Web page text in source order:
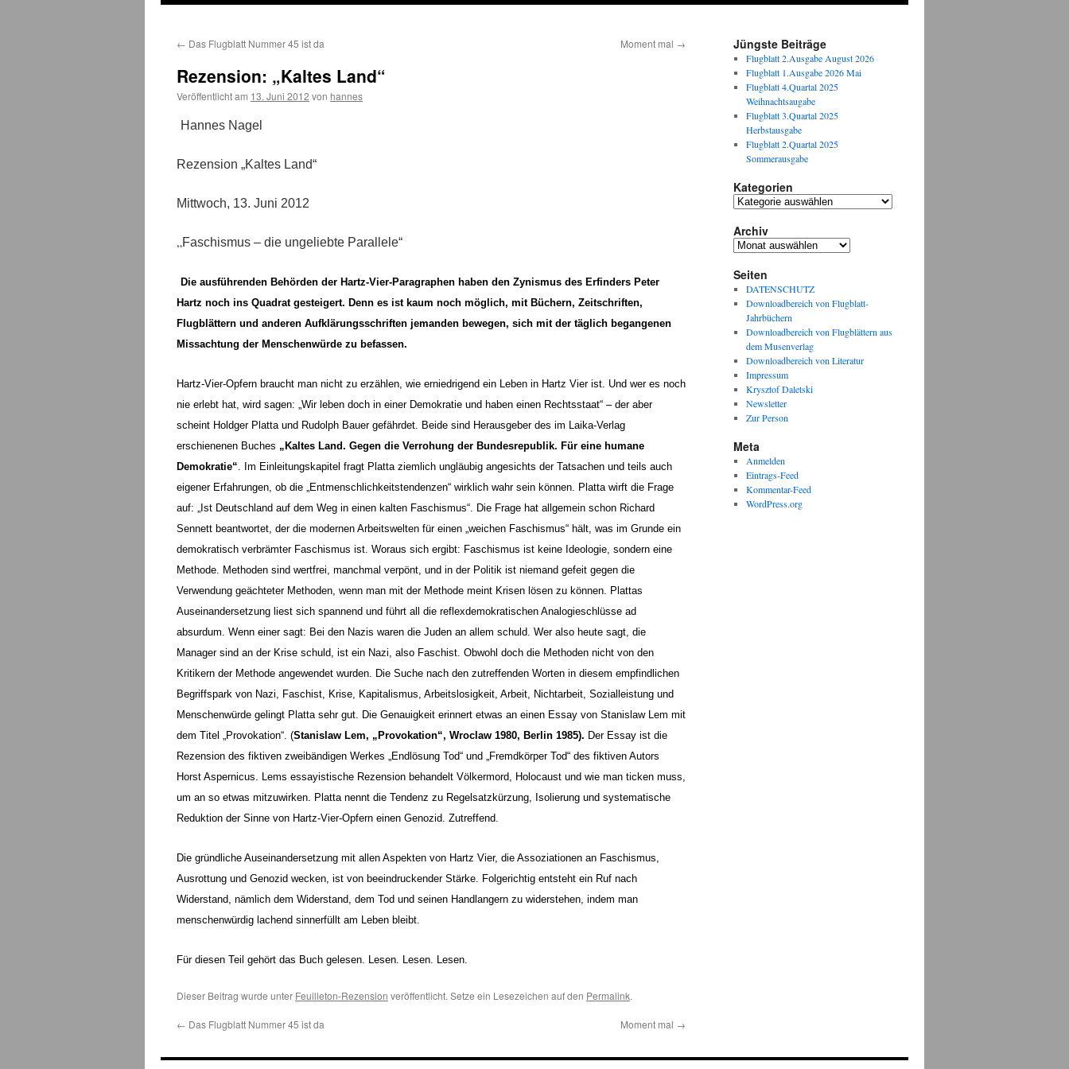
← Das Flugblatt Nummer 45 ist da Moment mal →
Rezension: „Kaltes Land“
Veröffentlicht am 13. Juni 2012 von hannes
Hannes Nagel
Rezension „Kaltes Land“
Mittwoch, 13. Juni 2012
„Faschismus – die ungeliebte Parallele“
Die ausführenden Behörden der Hartz-Vier-Paragraphen haben den Zynismus des Erfinders Peter
Hartz noch ins Quadrat gesteigert. Denn es ist kaum noch möglich, mit Büchern, Zeitschriften,
Flugblättern und anderen Aufklärungsschriften jemanden bewegen, sich mit der täglich begangenen
Missachtung der Menschenwürde zu befassen.
Hartz-Vier-Opfern braucht man nicht zu erzählen, wie erniedrigend ein Leben in Hartz Vier ist. Und wer es noch
nie erlebt hat, wird sagen: „Wir leben doch in einer Demokratie und haben einen Rechtsstaat“ – der aber
scheint Holdger Platta und Rudolph Bauer gefährdet. Beide sind Herausgeber des im Laika-Verlag
erschienenen Buches „Kaltes Land. Gegen die Verrohung der Bundesrepublik. Für eine humane
Demokratie“. Im Einleitungskapitel fragt Platta ziemlich ungläubig angesichts der Tatsachen und teils auch
eigener Erfahrungen, ob die „Entmenschlichkeitstendenzen“ wirklich wahr sein können. Platta wirft die Frage
auf: „Ist Deutschland auf dem Weg in einen kalten Faschismus“. Die Frage hat allgemein schon Richard
Sennett beantwortet, der die modernen Arbeitswelten für einen „weichen Faschismus“ hält, was im Grunde ein
demokratisch verbrämter Faschismus ist. Woraus sich ergibt: Faschismus ist keine Ideologie, sondern eine
Methode. Methoden sind wertfrei, manchmal verpönt, und in der Politik ist niemand gefeit gegen die
Verwendung geächteter Methoden, wenn man mit der Methode meint Krisen lösen zu können. Plattas
Auseinandersetzung liest sich spannend und führt all die reflexdemokratischen Analogieschlüsse ad
absurdum. Wenn einer sagt: Bei den Nazis waren die Juden an allem schuld. Wer also heute sagt, die
Manager sind an der Krise schuld, ist ein Nazi, also Faschist. Obwohl doch die Methoden nicht von den
Kritikern der Methode angewendet wurden. Die Suche nach den zutreffenden Worten in diesem empfindlichen
Begriffspark von Nazi, Faschist, Krise, Kapitalismus, Arbeitslosigkeit, Arbeit, Nichtarbeit, Sozialleistung und
Menschenwürde gelingt Platta sehr gut. Die Genauigkeit erinnert etwas an einen Essay von Stanislaw Lem mit
dem Titel „Provokation“. (Stanislaw Lem, „Provokation“, Wroclaw 1980, Berlin 1985). Der Essay ist die
Rezension des fiktiven zweibändigen Werkes „Endlösung Tod“ und „Fremdkörper Tod“ des fiktiven Autors
Horst Aspernicus. Lems essayistische Rezension behandelt Völkermord, Holocaust und wie man ticken muss,
um an so etwas mitzuwirken. Platta nennt die Tendenz zu Regelsatzkürzung, Isolierung und systematische
Reduktion der Sinne von Hartz-Vier-Opfern einen Genozid. Zutreffend.
Die gründliche Auseinandersetzung mit allen Aspekten von Hartz Vier, die Assoziationen an Faschismus,
Ausrottung und Genozid wecken, ist von beeindruckender Stärke. Folgerichtig entsteht ein Ruf nach
Widerstand, nämlich dem Widerstand, dem Tod und seinen Handlangern zu widerstehen, indem man
menschenwürdig lachend sinnerfüllt am Leben bleibt.
Für diesen Teil gehört das Buch gelesen. Lesen. Lesen. Lesen.
Dieser Beitrag wurde unter Feuilleton-Rezension veröffentlicht. Setze ein Lesezeichen auf den Permalink.
← Das Flugblatt Nummer 45 ist da Moment mal →
Jüngste Beiträge
Flugblatt 2.Ausgabe August 2026
Flugblatt 1.Ausgabe 2026 Mai
Flugblatt 4.Quartal 2025
Weihnachtsaugabe
Flugblatt 3.Quartal 2025
Herbstausgabe
Flugblatt 2.Quartal 2025
Sommerausgabe
Kategorien
Kategorien
Archiv
Archiv
Seiten
DATENSCHUTZ
Downloadbereich von Flugblatt-
Jahrbüchern
Downloadbereich von Flugblättern aus
dem Musenverlag
Downloadbereich von Literatur
Impressum
Krysztof Daletski
Newsletter
Zur Person
Meta
Anmelden
Eintrags-Feed
Kommentar-Feed
WordPress.org